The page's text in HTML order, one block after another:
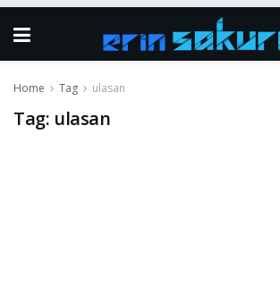
Home Tag ulasan
Tag: ulasan